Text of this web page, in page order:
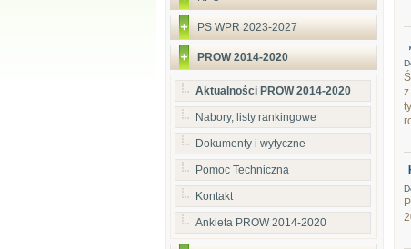
PS WPR 2023-2027
PROW 2014-2020
Aktualności PROW 2014-2020
Nabory, listy rankingowe
Dokumenty i wytyczne
Pomoc Techniczna
Kontakt
Ankieta PROW 2014-2020